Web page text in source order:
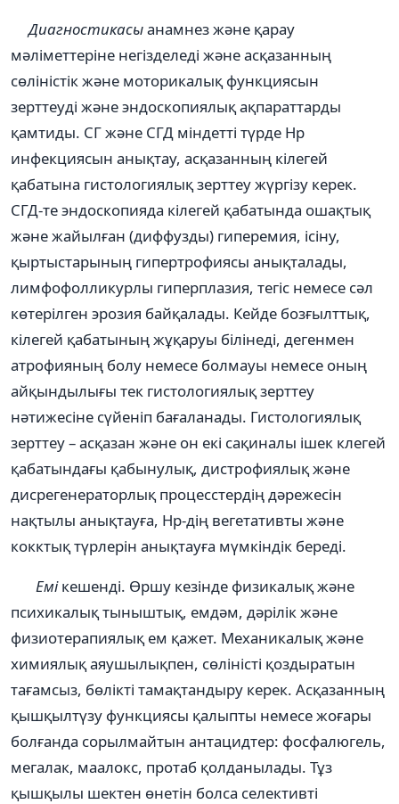
Диагностикасыанамнез және қарау
мәліметтеріне негізделеді және асқазанның
сөліністік және моторикалық функциясын
зерттеуді және эндоскопиялық ақпараттарды
қамтиды. СГ және СГД міндетті түрде Нр
инфекциясын анықтау, асқазанның кілегей
қабатына гистологиялық зерттеу жүргізу керек.
СГД-те эндоскопияда кілегей қабатында ошақтық
және жайылған (диффузды) гиперемия, ісіну,
қыртыстарының гипертрофиясы анықталады,
лимфофолликурлы гиперплазия, тегіс немесе сәл
көтерілген эрозия байқалады. Кейде бозғылттық,
кілегей қабатының жұқаруы білінеді, дегенмен
атрофияның болу немесе болмауы немесе оның
айқындылығы тек гистологиялық зерттеу
нәтижесіне сүйеніп бағаланады. Гистологиялық
зерттеу – асқазан және он екі сақиналы ішек клегей
қабатындағы қабынулық, дистрофиялық және
дисрегенераторлық процесстердің дәрежесін
нақтылы анықтауға, Нр-дің вегетативты және
кокктық түрлерін анықтауға мүмкіндік береді.
Емікешенді. Өршу кезінде физикалық және
психикалық тыныштық, емдәм, дәрілік және
физиотерапиялық ем қажет. Механикалық және
химиялық аяушылықпен, сөліністі қоздыратын
тағамсыз, бөлікті тамақтандыру керек. Асқазанның
қышқылтүзу функциясы қалыпты немесе жоғары
болғанда сорылмайтын антацидтер: фосфалюгель,
мегалак, маалокс, протаб қолданылады. Тұз
қышқылы шектен өнетін болса селективті